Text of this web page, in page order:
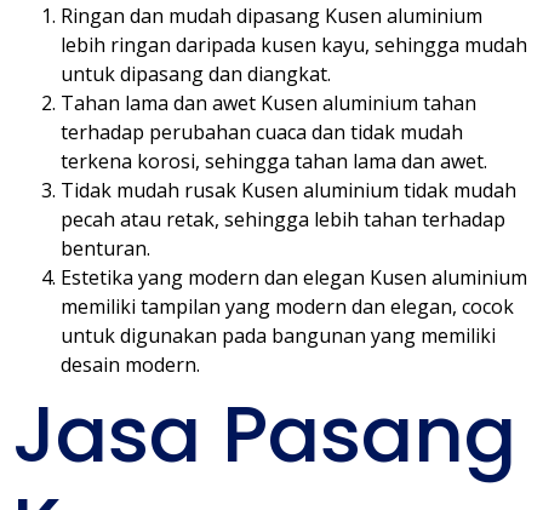
Ringan dan mudah dipasang Kusen aluminium
lebih ringan daripada kusen kayu, sehingga mudah
untuk dipasang dan diangkat.
Tahan lama dan awet Kusen aluminium tahan
terhadap perubahan cuaca dan tidak mudah
terkena korosi, sehingga tahan lama dan awet.
Tidak mudah rusak Kusen aluminium tidak mudah
pecah atau retak, sehingga lebih tahan terhadap
benturan.
Estetika yang modern dan elegan Kusen aluminium
memiliki tampilan yang modern dan elegan, cocok
untuk digunakan pada bangunan yang memiliki
desain modern.
Jasa Pasang